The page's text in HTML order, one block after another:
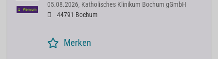
Premium
05.08.2026, Katholisches Klinikum Bochum gGmbH
44791 Bochum
Merken